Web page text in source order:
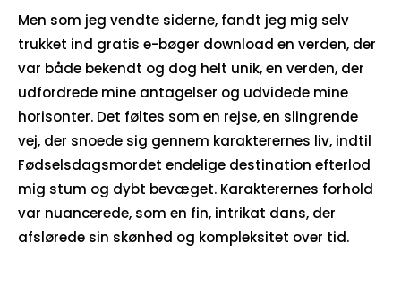
Men som jeg vendte siderne, fandt jeg mig selv
trukket ind gratis e-bøger download en verden, der
var både bekendt og dog helt unik, en verden, der
udfordrede mine antagelser og udvidede mine
horisonter. Det føltes som en rejse, en slingrende
vej, der snoede sig gennem karakterernes liv, indtil
Fødselsdagsmordet endelige destination efterlod
mig stum og dybt bevæget. Karakterernes forhold
var nuancerede, som en fin, intrikat dans, der
afslørede sin skønhed og kompleksitet over tid.